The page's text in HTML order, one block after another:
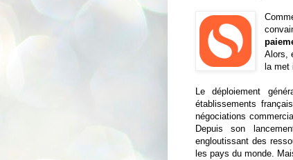
Alors,
la
Le déploiement
établissements
négociations
Depuis son
engloutissant des
les pays du monde.